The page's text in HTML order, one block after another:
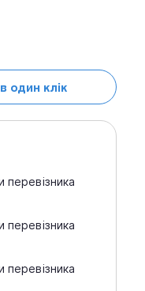
один клік
перевізника
перевізника
перевізника